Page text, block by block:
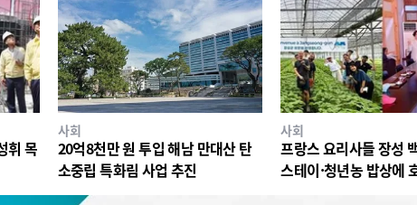
휘 목
사회
20억8천만 원 투입 해남 만대산 탄
소중립 특화림 사업 추진
사회
프랑스 요리사들 장성
스테이·청년농 밥상에